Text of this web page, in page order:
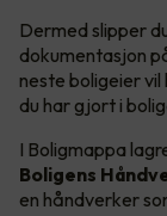
Dermed slipper
dokumentasjon
neste boligeier
du har gjort i
I Boligmappa
Boligens
en håndverker